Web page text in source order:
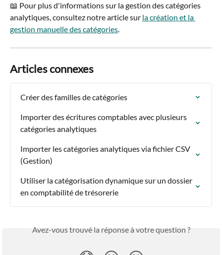
📖 Pour plus d'informations sur la gestion des catégories
analytiques, consultez notre article sur la création et la
gestion manuelle des catégories.
Articles connexes
Créer des familles de catégories
Importer des écritures comptables avec plusieurs
catégories analytiques
Importer les catégories analytiques via fichier CSV
(Gestion)
Utiliser la catégorisation dynamique sur un dossier
en comptabilité de trésorerie
Avez-vous trouvé la réponse à votre question ?